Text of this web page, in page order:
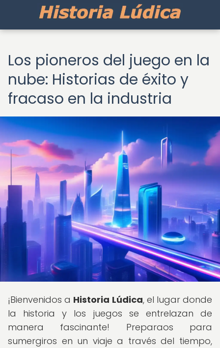
Los pioneros del juego en la
nube: Historias de éxito y
fracaso en la industria
¡Bienvenidos a Historia Lúdica, el lugar donde
la historia y los juegos se entrelazan de
manera fascinante! Preparaos para
sumergiros en un viaje a través del tiempo,